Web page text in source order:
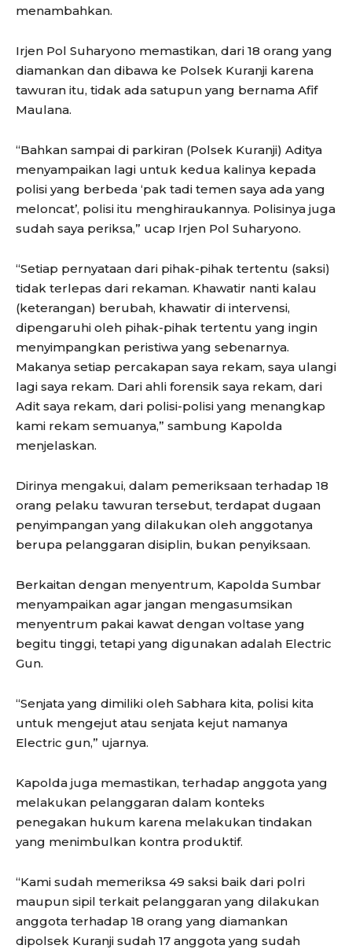
menambahkan.
Irjen Pol Suharyono memastikan, dari 18 orang yang
diamankan dan dibawa ke Polsek Kuranji karena
tawuran itu, tidak ada satupun yang bernama Afif
Maulana.
“Bahkan sampai di parkiran (Polsek Kuranji) Aditya
menyampaikan lagi untuk kedua kalinya kepada
polisi yang berbeda ‘pak tadi temen saya ada yang
meloncat’, polisi itu menghiraukannya. Polisinya juga
sudah saya periksa,” ucap Irjen Pol Suharyono.
“Setiap pernyataan dari pihak-pihak tertentu (saksi)
tidak terlepas dari rekaman. Khawatir nanti kalau
(keterangan) berubah, khawatir di intervensi,
dipengaruhi oleh pihak-pihak tertentu yang ingin
menyimpangkan peristiwa yang sebenarnya.
Makanya setiap percakapan saya rekam, saya ulangi
lagi saya rekam. Dari ahli forensik saya rekam, dari
Adit saya rekam, dari polisi-polisi yang menangkap
kami rekam semuanya,” sambung Kapolda
menjelaskan.
Dirinya mengakui, dalam pemeriksaan terhadap 18
orang pelaku tawuran tersebut, terdapat dugaan
penyimpangan yang dilakukan oleh anggotanya
berupa pelanggaran disiplin, bukan penyiksaan.
Berkaitan dengan menyentrum, Kapolda Sumbar
menyampaikan agar jangan mengasumsikan
menyentrum pakai kawat dengan voltase yang
begitu tinggi, tetapi yang digunakan adalah Electric
Gun.
“Senjata yang dimiliki oleh Sabhara kita, polisi kita
untuk mengejut atau senjata kejut namanya
Electric gun,” ujarnya.
Kapolda juga memastikan, terhadap anggota yang
melakukan pelanggaran dalam konteks
penegakan hukum karena melakukan tindakan
yang menimbulkan kontra produktif.
“Kami sudah memeriksa 49 saksi baik dari polri
maupun sipil terkait pelanggaran yang dilakukan
anggota terhadap 18 orang yang diamankan
dipolsek Kuranji sudah 17 anggota yang sudah